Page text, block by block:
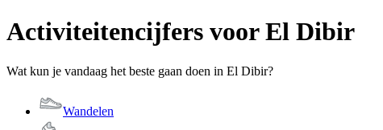
Activiteitencijfers voor El Dibir
Wat kun je vandaag het beste gaan doen in El Dibir?
Wandelen